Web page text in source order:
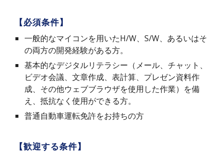
【必須条件】
一般的なマイコンを用いたH/W、S/W、あるいはそ
の両方の開発経験がある方。
基本的なデジタルリテラシー（メール、チャット、
ビデオ会議、文章作成、表計算、プレゼン資料作
成、その他ウェブブラウザを使用した作業）を備
え、抵抗なく使用ができる方。
普通自動車運転免許をお持ちの方
【歓迎する条件】